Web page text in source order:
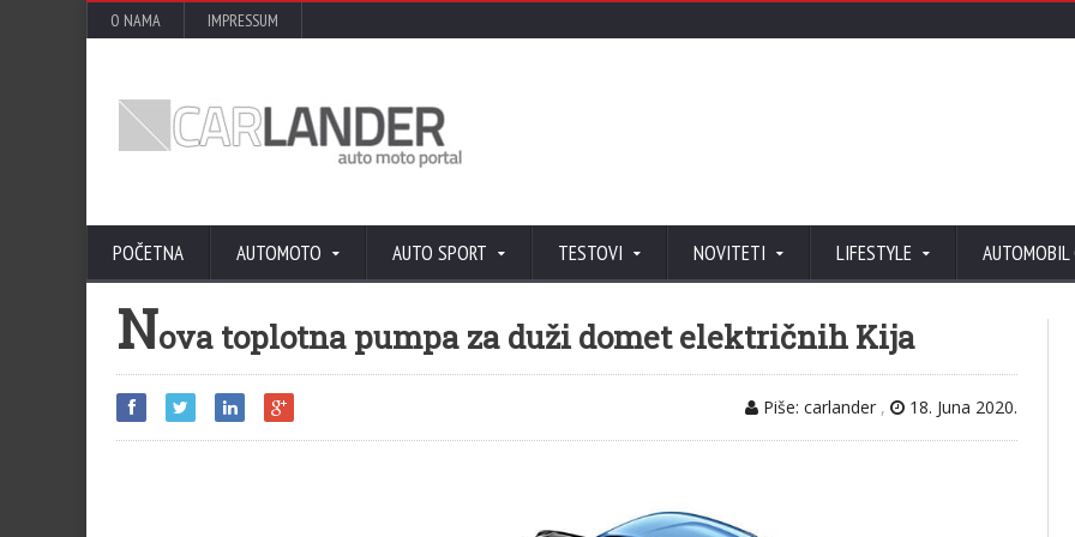
O NAMA IMPRESSUM
POČETNA AUTOMOTO AUTO SPORT TESTOVI NOVITETI LIFESTYLE AUTOMOBIL
Nova toplotna pumpa za duži domet električnih Kija
Piše: carlander , 18. Juna 2020.